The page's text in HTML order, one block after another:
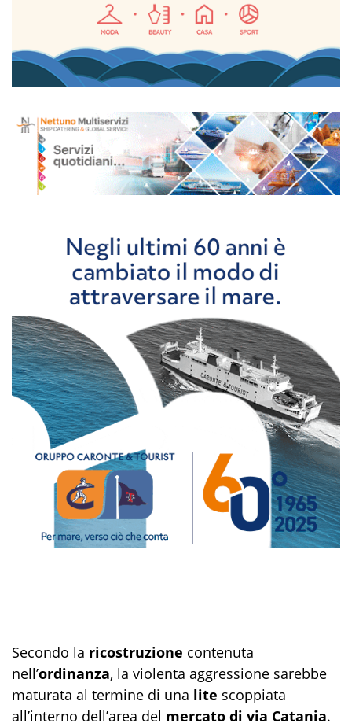
Secondo la ricostruzione contenuta
nell’ordinanza, la violenta aggressione sarebbe
maturata al termine di una lite scoppiata
all’interno dell’area del mercato di via Catania.